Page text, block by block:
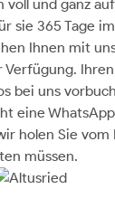
voll und ganz
sie 365 Tage
Ihnen mit
Verfügung.
bei uns
eine
holen Sie vom
müssen.